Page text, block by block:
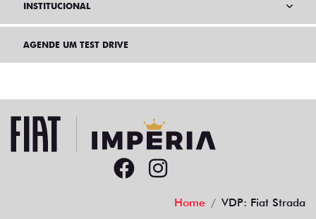
INSTITUCIONAL
AGENDE UM TEST DRIVE
Home VDP: Fiat Strada